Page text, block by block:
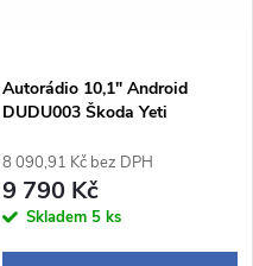
Autorádio 10,1" Android
DUDU003 Škoda Yeti
8 090,91 Kč bez DPH
9 790 Kč
Skladem 5 ks